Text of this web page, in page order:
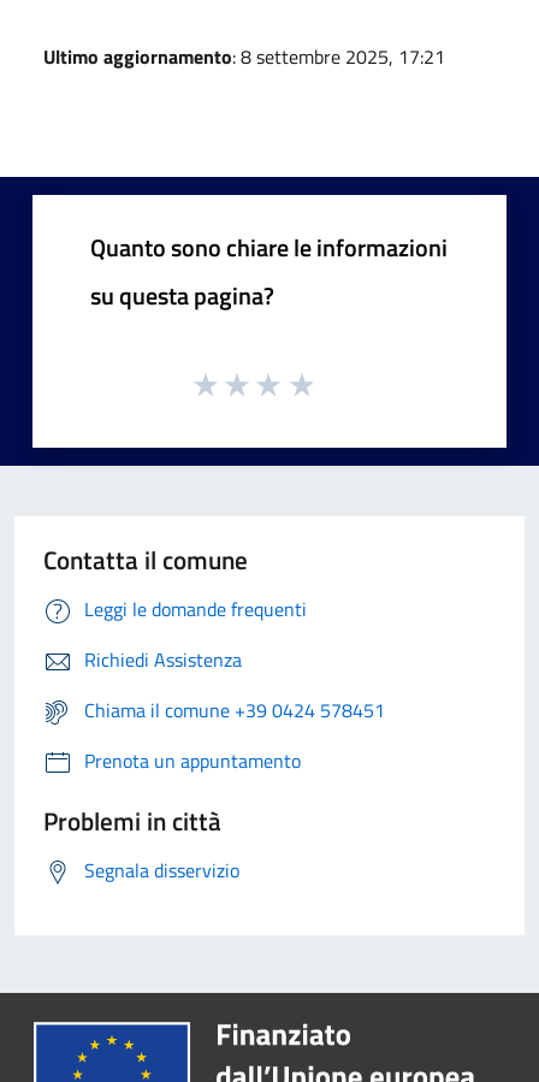
Ultimo aggiornamento: 8 settembre 2025, 17:21
Quanto sono chiare le informazioni
su questa pagina?
Contatta il comune
Leggi le domande frequenti
Richiedi Assistenza
Chiama il comune +39 0424 578451
Prenota un appuntamento
Problemi in città
Segnala disservizio